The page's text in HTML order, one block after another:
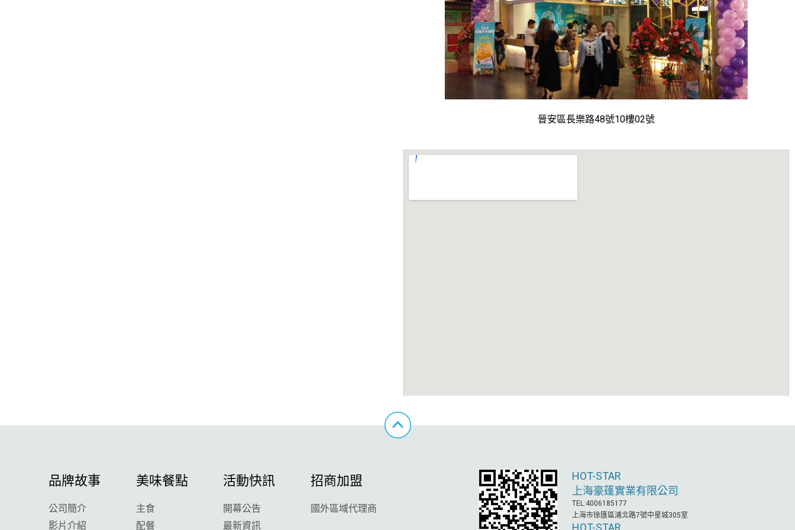
晉安區長樂路48號10樓02號
品牌故事
公司簡介
影片介紹
美味餐點
主食
配餐
活動快訊
開幕公告
最新資訊
招商加盟
國外區域代理商
HOT-STAR
上海豪篷實業有限公司
TEL:4006185177
上海市徐匯區浦北路7號中星城305室
HOT-STAR